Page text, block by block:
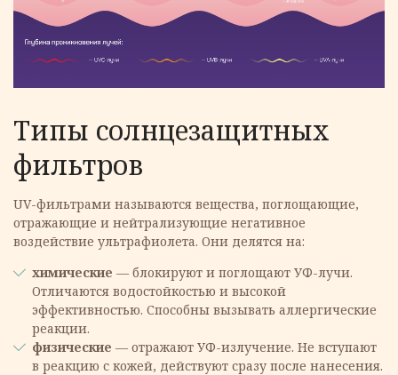
Типы солнцезащитных
фильтров
UV-фильтрами называются вещества, поглощающие,
отражающие и нейтрализующие негативное
воздействие ультрафиолета. Они делятся на:
химические — блокируют и поглощают УФ-лучи.
Отличаются водостойкостью и высокой
эффективностью. Способны вызывать аллергические
реакции.
физические — отражают УФ-излучение. Не вступают
в реакцию с кожей, действуют сразу после нанесения.